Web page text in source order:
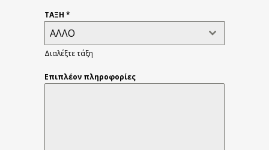
ΤΑΞΗ *
ΑΛΛΟ
Διαλέξτε τάξη
Επιπλέον πληροφορίες